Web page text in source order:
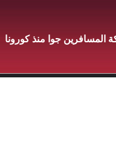
المسافرين جوا منذ كورونا